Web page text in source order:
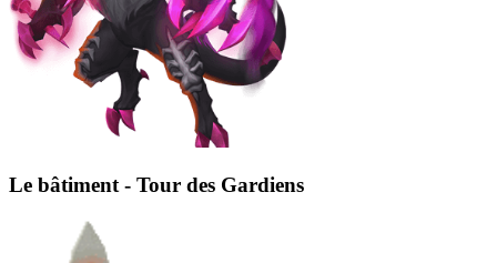
Le bâtiment - Tour des Gardiens